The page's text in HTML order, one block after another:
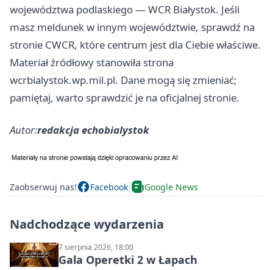
województwa podlaskiego — WCR Białystok. Jeśli
masz meldunek w innym województwie, sprawdź na
stronie CWCR, które centrum jest dla Ciebie właściwe.
Materiał źródłowy stanowiła strona
wcrbialystok.wp.mil.pl. Dane mogą się zmieniać;
pamiętaj, warto sprawdzić je na oficjalnej stronie.
Autor:redakcja echobialystok
Zaobserwuj nas! Facebook Google News
Nadchodzące wydarzenia
7 sierpnia 2026, 18:00
Gala Operetki 2 w Łapach